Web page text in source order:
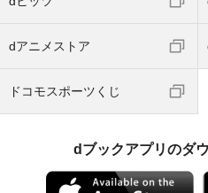
dアニメストア
ドコモスポーツくじ
dブックアプリのダ